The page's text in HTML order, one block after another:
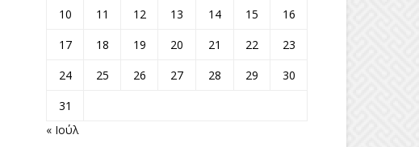
10
11 12 13 14 15
16
17
18 19 20 21 22
23
24
25 26 27 28 29
30
31
« Ιούλ